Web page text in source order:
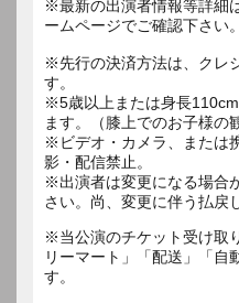
※最新の出演者情報等詳細
ームページでご確認下さい。
※先行の決済方法は、クレ
す。
※5歳以上または身長
ます。（膝上でのお子様の
※ビデオ・カメラ、または
影・配信禁止。
※出演者は変更になる場合
さい。尚、変更に伴う払戻
※当公演のチケット受け取
リーマート」「配送」「自
す。